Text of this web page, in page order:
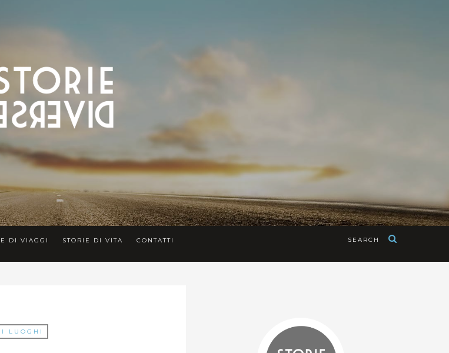
SEARCH
DI VIAGGI STORIE DI VITA CONTATTI
LUOGHI